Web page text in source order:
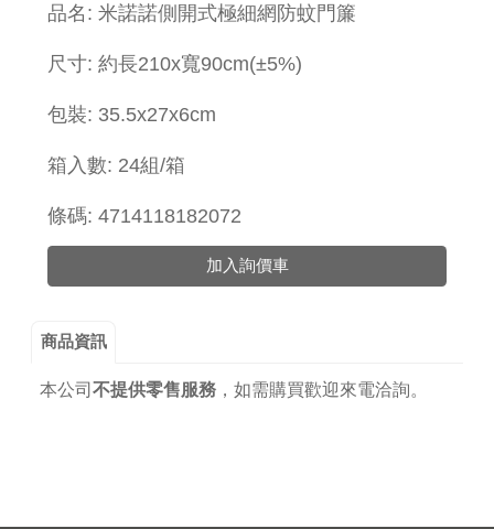
品名: 米諾諾側開式極細網防蚊門簾
尺寸: 約長210x寬90cm(±5%)
包裝: 35.5x27x6cm
箱入數: 24組/箱
條碼: 4714118182072
加入詢價車
商品資訊
本公司 不提供零售服務， 如需購買歡迎來電洽詢。